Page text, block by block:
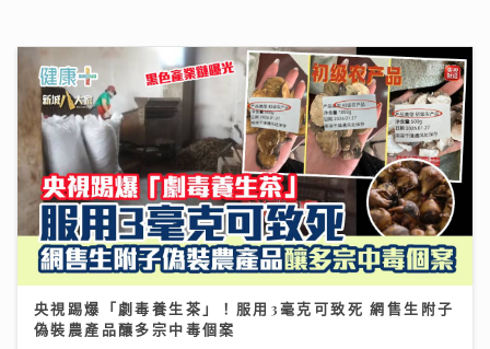
DSE放榜2026終極懶人包｜惡劣天氣安排＋物品清單
+重要日程
14/07/2026